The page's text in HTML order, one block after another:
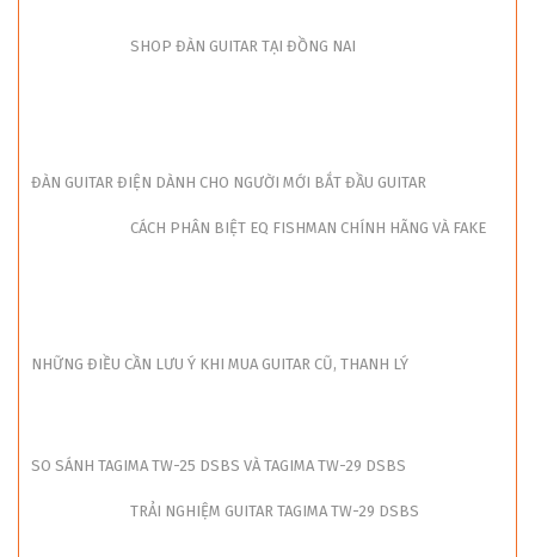
SHOP ĐÀN GUITAR TẠI ĐỒNG NAI
ĐÀN GUITAR ĐIỆN DÀNH CHO NGƯỜI MỚI BẮT ĐẦU GUITAR
CÁCH PHÂN BIỆT EQ FISHMAN CHÍNH HÃNG VÀ FAKE
NHỮNG ĐIỀU CẦN LƯU Ý KHI MUA GUITAR CŨ, THANH LÝ
SO SÁNH TAGIMA TW-25 DSBS VÀ TAGIMA TW-29 DSBS
TRẢI NGHIỆM GUITAR TAGIMA TW-29 DSBS